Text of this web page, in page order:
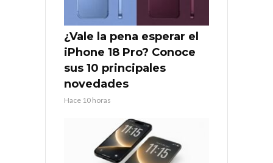
¿Vale la pena esperar el
iPhone 18 Pro? Conoce
sus 10 principales
novedades
Hace 10 horas